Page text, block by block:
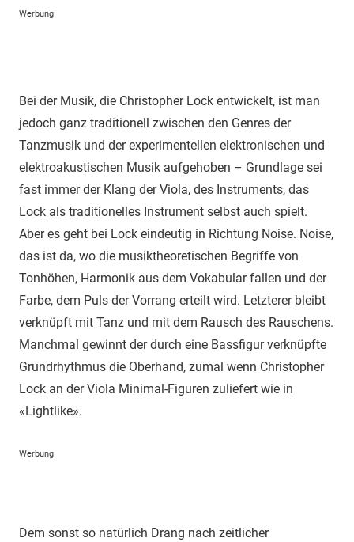
Werbung
Bei der Musik, die Christopher Lock entwickelt, ist man
jedoch ganz traditionell zwischen den Genres der
Tanzmusik und der experimentellen elektronischen und
elektroakustischen Musik aufgehoben – Grundlage sei
fast immer der Klang der Viola, des Instruments, das
Lock als traditionelles Instrument selbst auch spielt.
Aber es geht bei Lock eindeutig in Richtung Noise. Noise,
das ist da, wo die musiktheoretischen Begriffe von
Tonhöhen, Harmonik aus dem Vokabular fallen und der
Farbe, dem Puls der Vorrang erteilt wird. Letzterer bleibt
verknüpft mit Tanz und mit dem Rausch des Rauschens.
Manchmal gewinnt der durch eine Bassfigur verknüpfte
Grundrhythmus die Oberhand, zumal wenn Christopher
Lock an der Viola Minimal-Figuren zuliefert wie in
«Lightlike».
Werbung
Dem sonst so natürlich Drang nach zeitlicher